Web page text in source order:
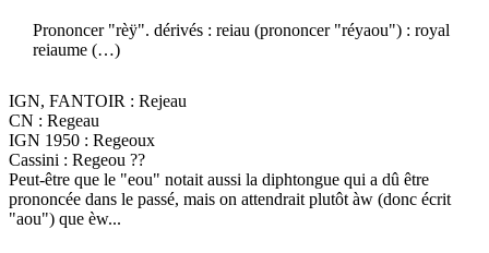
Prononcer "rèÿ". dérivés : reiau (prononcer "réyaou") : royal
reiaume (…)
IGN, FANTOIR : Rejeau
CN : Regeau
IGN 1950 : Regeoux
Cassini : Regeou ??
Peut-être que le "eou" notait aussi la diphtongue qui a dû être
prononcée dans le passé, mais on attendrait plutôt àw (donc écrit
"aou") que èw...